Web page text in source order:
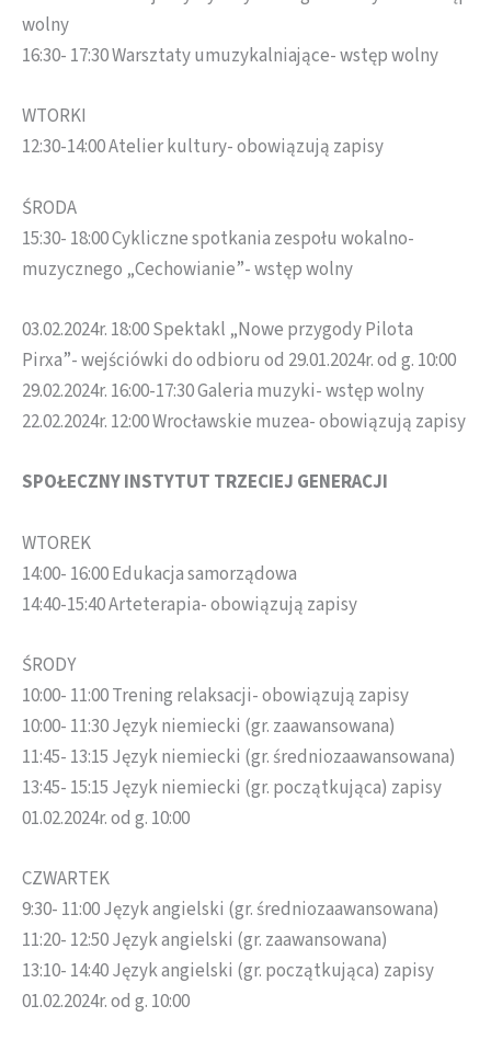
wolny
16:30- 17:30 Warsztaty umuzykalniające- wstęp wolny
WTORKI
12:30-14:00 Atelier kultury- obowiązują zapisy
ŚRODA
15:30- 18:00 Cykliczne spotkania zespołu wokalno-
muzycznego „Cechowianie”- wstęp wolny
03.02.2024r. 18:00 Spektakl „Nowe przygody Pilota
Pirxa”- wejściówki do odbioru od 29.01.2024r. od g. 10:00
29.02.2024r. 16:00-17:30 Galeria muzyki- wstęp wolny
22.02.2024r. 12:00 Wrocławskie muzea- obowiązują zapisy
SPOŁECZNY INSTYTUT TRZECIEJ GENERACJI
WTOREK
14:00- 16:00 Edukacja samorządowa
14:40-15:40 Arteterapia- obowiązują zapisy
ŚRODY
10:00- 11:00 Trening relaksacji- obowiązują zapisy
10:00- 11:30 Język niemiecki (gr. zaawansowana)
11:45- 13:15 Język niemiecki (gr. średniozaawansowana)
13:45- 15:15 Język niemiecki (gr. początkująca) zapisy
01.02.2024r. od g. 10:00
CZWARTEK
9:30- 11:00 Język angielski (gr. średniozaawansowana)
11:20- 12:50 Język angielski (gr. zaawansowana)
13:10- 14:40 Język angielski (gr. początkująca) zapisy
01.02.2024r. od g. 10:00